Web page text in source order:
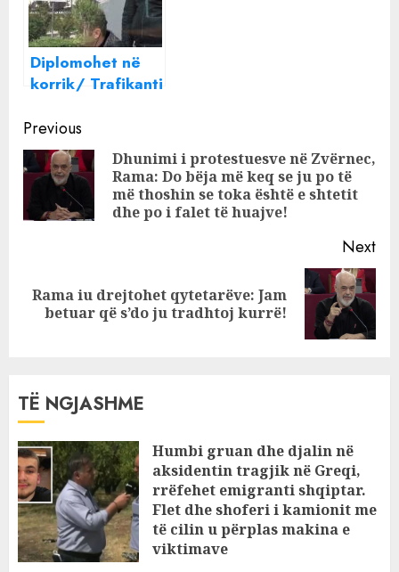
Diplomohet në
korrik/ Trafikanti
Lushaj studime
për “agro-biznes”
nga qelia e
burgut.
Pedagogia:
Continue
Reading
Previous
Dhunimi i protestuesve në Zvërnec,
Rama: Do bëja më keq se ju po të
më thoshin se toka është e shtetit
dhe po i falet të huajve!
Next
Next
post:
Rama iu drejtohet qytetarëve: Jam
betuar që s’do ju tradhtoj kurrë!
TË NGJASHME
Humbi gruan dhe djalin në
aksidentin tragjik në Greqi,
rrëfehet emigranti shqiptar.
Flet dhe shoferi i kamionit me
të cilin u përplas makina e
viktimave